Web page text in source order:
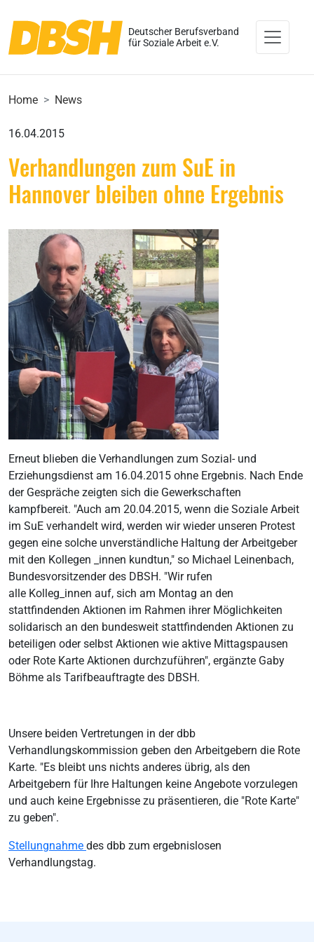
Deutscher Berufsverband
für Soziale Arbeit e.V.
Home News
16.04.2015
Verhandlungen zum SuE in
Hannover bleiben ohne Ergebnis
Erneut blieben die Verhandlungen zum Sozial- und
Erziehungsdienst am 16.04.2015 ohne Ergebnis. Nach Ende
der Gespräche zeigten sich die Gewerkschaften
kampfbereit. "Auch am 20.04.2015, wenn die Soziale Arbeit
im SuE verhandelt wird, werden wir wieder unseren Protest
gegen eine solche unverständliche Haltung der Arbeitgeber
mit den Kollegen _innen kundtun," so Michael Leinenbach,
Bundesvorsitzender des DBSH. "Wir rufen
alle Kolleg_innen auf, sich am Montag an den
stattfindenden Aktionen im Rahmen ihrer Möglichkeiten
solidarisch an den bundesweit stattfindenden Aktionen zu
beteiligen oder selbst Aktionen wie aktive Mittagspausen
oder Rote Karte Aktionen durchzuführen", ergänzte Gaby
Böhme als Tarifbeauftragte des DBSH.
Unsere beiden Vertretungen in der dbb
Verhandlungskommission geben den Arbeitgebern die Rote
Karte. "Es bleibt uns nichts anderes übrig, als den
Arbeitgebern für Ihre Haltungen keine Angebote vorzulegen
und auch keine Ergebnisse zu präsentieren, die "Rote Karte"
zu geben".
Stellungnahme des dbb zum ergebnislosen
Verhandlungstag.